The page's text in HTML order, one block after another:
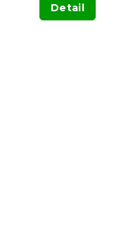
Detail